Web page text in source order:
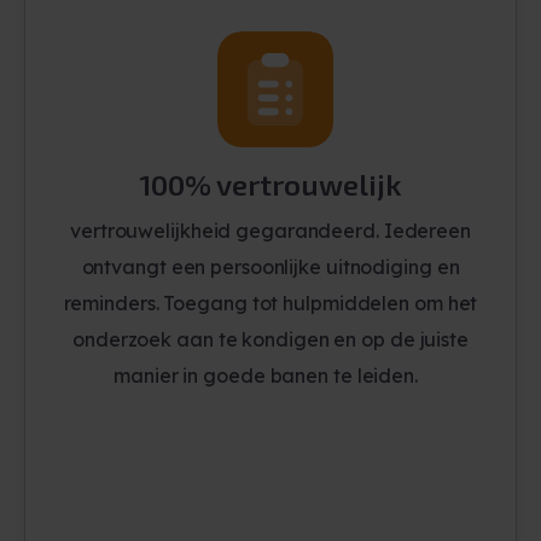
100% vertrouwelijk
vertrouwelijkheid gegarandeerd. Iedereen
ontvangt een persoonlijke uitnodiging en
reminders. Toegang tot hulpmiddelen om het
onderzoek aan te kondigen en op de juiste
manier in goede banen te leiden.